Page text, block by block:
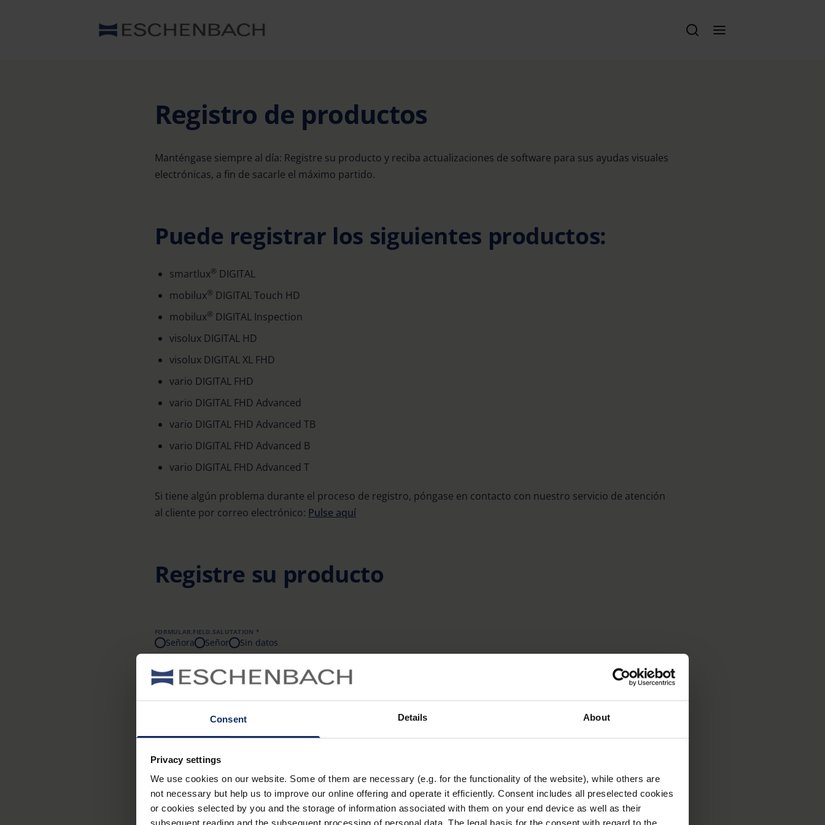
Consent Details About
Privacy settings
We use cookies on our website. Some of them are necessary (e.g. for the functionality of the website), while others are
not necessary but help us to improve our online offering and operate it efficiently. Consent includes all preselected cookies
or cookies selected by you and the storage of information associated with them on your end device as well as their
Registro de productos
Manténgase siempre al día: Registre su producto y reciba actualizaciones de software para sus ayudas visuales
electrónicas, a fin de sacarle el máximo partido.
Puede registrar los siguientes productos:
smartlux® DIGITAL
mobilux® DIGITAL Touch HD
mobilux® DIGITAL Inspection
visolux DIGITAL HD
visolux DIGITAL XL FHD
vario DIGITAL FHD
vario DIGITAL FHD Advanced
vario DIGITAL FHD Advanced TB
vario DIGITAL FHD Advanced B
vario DIGITAL FHD Advanced T
Si tiene algún problema durante el proceso de registro, póngase en contacto con nuestro servicio de atención
al cliente por correo electrónico: Pulse aquí
Registre su producto
FORMULAR.FIELD.SALUTATION *
Señora Señor Sin datos
NOMBRE *
CALLE, NÚMERO *